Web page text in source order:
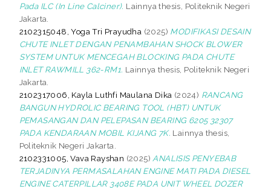
Pada ILC (In Line Calciner). Lainnya thesis, Politeknik Negeri
Jakarta.
2102315048, Yoga Tri Prayudha (2025) MODIFIKASI DESAIN
CHUTE INLET DENGAN PENAMBAHAN SHOCK BLOWER
SYSTEM UNTUK MENCEGAH BLOCKING PADA CHUTE
INLET RAWMILL 362-RM1. Lainnya thesis, Politeknik Negeri
Jakarta.
2102317006, Kayla Luthfi Maulana Dika (2024) RANCANG
BANGUN HYDROLIC BEARING TOOL (HBT) UNTUK
PEMASANGAN DAN PELEPASAN BEARING 6205 32307
PADA KENDARAAN MOBIL KIJANG 7K. Lainnya thesis,
Politeknik Negeri Jakarta.
2102331005, Vava Rayshan (2025) ANALISIS PENYEBAB
TERJADINYA PERMASALAHAN ENGINE MATI PADA DIESEL
ENGINE CATERPILLAR 3408E PADA UNIT WHEEL DOZER